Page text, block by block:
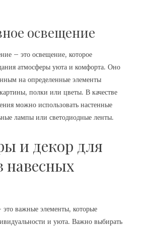
освещение
– это освещение, которое
атмосферы уюта и комфорта. Оно
на определенные элементы
полки или цветы. В качестве
можно использовать настенные
лампы или светодиодные ленты.
и декор для
навесных
это важные элементы, которые
и уюта. Важно выбирать